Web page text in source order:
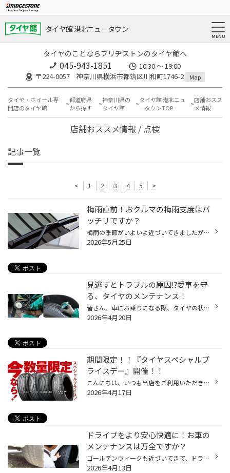
タイヤ館 港北ニュータウン
タイヤのことならブリヂストンのタイヤ館へ
045-943-1851
10:30 ～ 19:00
〒224-0057 神奈川県横浜市都筑区川和町1746-2
Map
タイヤ・ホイール専
門店のタイヤ館
都道府県
から探す
神奈川県の
タイヤ館
タイヤ館 港北ニュ
ータウンTOP
店舗おスス
メ情報
店舗おススメ情報 / 点検
記事一覧
< 1 2 3 4 5 >
梅雨直前！おクルマの梅雨支度はバ
ッチリですか？
梅雨の季節がいよいよ近づいてきましたが、皆さんおクルマのコンディションはいかがでしょうか？ 雨の日の運転が増えるこれからの時期こそ、早めのメンテナンスがおすすめです。 今回は、雨の日でも安心して走行するためのおすすめメンテナンスポイントをご紹介いたします！ 現在、コクピット・タイ...
2026年5月25日
見逃すとトラブルの原因⁉愛車を守
る、タイヤのメンテナンス！
皆さん、車にお乗りになる際、タイヤの状態を気にしていますか？ 長く、安心して使って頂くためにタイヤのメンテナンスは欠かせません。 今回は定番から見落としがちなものまで、タイヤのメンテナンスについてご紹介いたします！ タイヤのおすすめメンテナンス３選！ 1.タイヤ点検/空気充填 定期的...
2026年4月20日
期間限定！！『タイヤスペシャルプ
ライスデー』開催！！
こんにちは、いつも当店をご利用いただきましてありがとうございます。 4/17(金)～4/26(日)まで、コクピット・タイヤ館におきまして、 期間限定！ サイズ限定！！ 数量限定！！！ お得にお買い求めいただける、「タイヤスペシャルプライスデー」がスタートします！ お得なタイヤのご紹介！！ ワゴン...
2026年4月17日
ドライブをより安心快適に！お車の
メンテナンスは万全ですか？
ゴールデンウィークも近づいてきて、ドライブやお車でのお出かけを予定されている方も 多くいらっしゃると思います。 安心してお出かけいただくためにも、久しぶりに運転される方、長距離運転のご予定がある方は 特にお車のメンテナンスを事前にしっかりしましょう！ 【お出かけ前のメンテナンスポ...
2026年4月13日